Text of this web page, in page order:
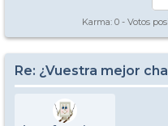
Karma: 0 - Votos
Re: ¿Vuestra mejor